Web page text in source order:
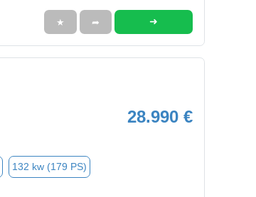
★ ➦ ➜
28.990 €
132 kw (179 PS)